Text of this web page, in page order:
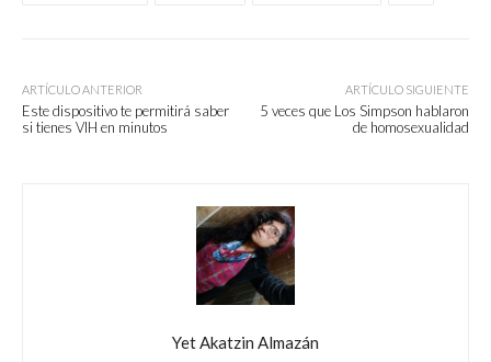
ARTÍCULO ANTERIOR
Este dispositivo te permitirá saber
si tienes VIH en minutos
ARTÍCULO SIGUIENTE
5 veces que Los Simpson hablaron
de homosexualidad
Yet Akatzin Almazán